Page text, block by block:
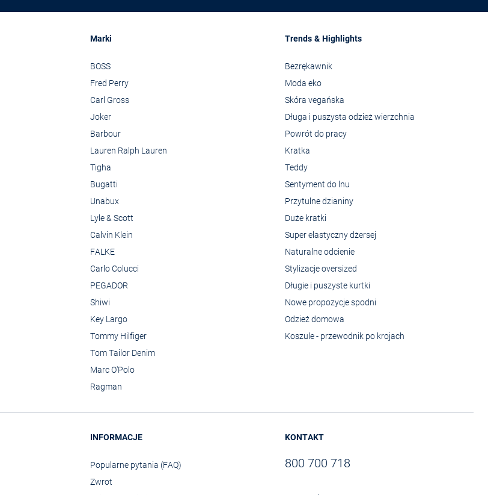
Marki
BOSS
Fred Perry
Carl Gross
Joker
Barbour
Lauren Ralph Lauren
Tigha
Bugatti
Unabux
Lyle & Scott
Calvin Klein
FALKE
Carlo Colucci
PEGADOR
Shiwi
Key Largo
Tommy Hilfiger
Tom Tailor Denim
Marc O'Polo
Ragman
Trends & Highlights
Bezrękawnik
Moda eko
Skóra vegańska
Długa i puszysta odzież wierzchnia
Powrót do pracy
Kratka
Teddy
Sentyment do lnu
Przytulne dzianiny
Duże kratki
Super elastyczny dżersej
Naturalne odcienie
Stylizacje oversized
Długie i puszyste kurtki
Nowe propozycje spodni
Odzież domowa
Koszule - przewodnik po krojach
INFORMACJE
Popularne pytania (FAQ)
Zwrot
KONTAKT
800 700 718